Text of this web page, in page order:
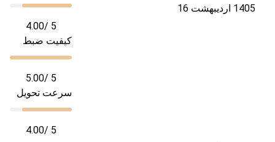
1405 اردیبهشت 16
4.00/ 5
کیفیت ضبط
5.00/ 5
سرعت تحویل
4.00/ 5